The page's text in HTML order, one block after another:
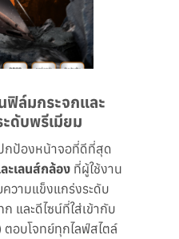
ฟิล์มกระจกและ
ดับพรีเมียม
กป้องหน้าจอที่ดีที่สุด
ะเลนส์กล้องที่ผู้ใช้งาน
ความแข็งแกร่งระดับ
และดีไซน์ที่ใส่เข้ากับ
อบโจทย์ทุกไลฟ์สไตล์